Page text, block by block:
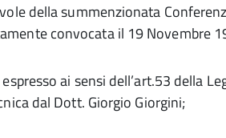
della summenzionata
convocata il 19 Novembre
ai sensi dell’art.53 della
dal Dott. Giorgio Giorgini;